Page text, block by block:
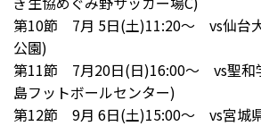
第10節 7月 5日(土)11:20～ vs仙台
公園)
第11節 7月20日(日)16:00～ vs聖和
島フットボールセンター)
第12節 9月 6日(土)15:00～ vs宮城